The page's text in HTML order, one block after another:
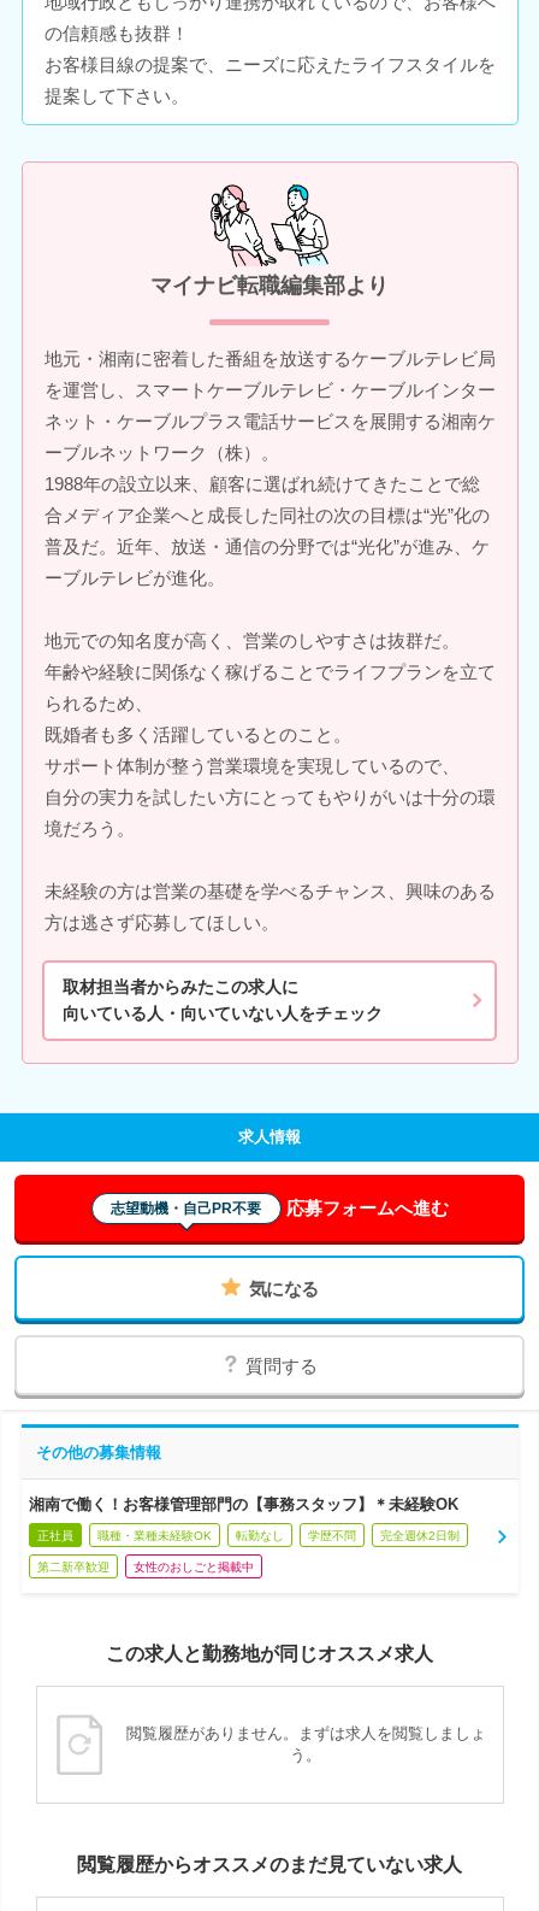
の信頼感も抜群！
お客様目線の提案で、ニーズに応えたライフスタイルを
提案して下さい。
マイナビ転職編集部より
地元・湘南に密着した番組を放送するケーブルテレビ局
を運営し、スマートケーブルテレビ・ケーブルインター
ネット・ケーブルプラス電話サービスを展開する湘南ケ
ーブルネットワーク（株）。
1988年の設立以来、顧客に選ばれ続けてきたことで総
合メディア企業へと成長した同社の次の目標は“光”化の
普及だ。近年、放送・通信の分野では“光化”が進み、ケ
ーブルテレビが進化。
地元での知名度が高く、営業のしやすさは抜群だ。
年齢や経験に関係なく稼げることでライフプランを立て
られるため、
既婚者も多く活躍しているとのこと。
サポート体制が整う営業環境を実現しているので、
自分の実力を試したい方にとってもやりがいは十分の環
境だろう。
未経験の方は営業の基礎を学べるチャンス、興味のある
方は逃さず応募してほしい。
取材担当者からみたこの求人に
向いている人・向いていない人をチェック
求人情報
志望動機・自己PR不要 応募フォームへ進む
気になる
質問する
その他の募集情報
湘南で働く！お客様管理部門の【事務スタッフ】＊未経験OK
正社員 職種・業種未経験OK 転勤なし 学歴不問 完全週休2日制
第二新卒歓迎 女性のおしごと掲載中
この求人と勤務地が同じオススメ求人
閲覧履歴がありません。まずは求人を閲覧しましょ
う。
閲覧履歴からオススメのまだ見ていない求人